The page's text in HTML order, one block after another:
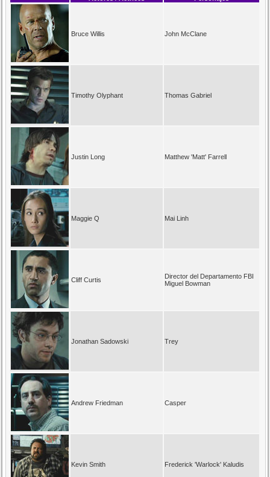
Bruce Willis John McClane
Timothy Olyphant Thomas Gabriel
Justin Long Matthew 'Matt' Farrell
Maggie Q Mai Linh
Cliff Curtis
Director del Departamento FBI
Miguel Bowman
Jonathan Sadowski Trey
Andrew Friedman Casper
Kevin Smith Frederick 'Warlock' Kaludis